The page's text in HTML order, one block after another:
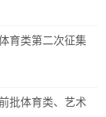
育类第二次征集
批体育类、艺术